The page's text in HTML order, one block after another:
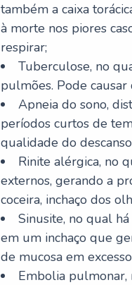
também a caixa
à morte nos piores
respirar;
Tuberculose, no
pulmões. Pode
Apneia do sono,
períodos curtos de
qualidade do
Rinite alérgica, no
externos, gerando a
coceira, inchaço dos
Sinusite, no qual
em um inchaço que
de mucosa em
Embolia pulmonar,